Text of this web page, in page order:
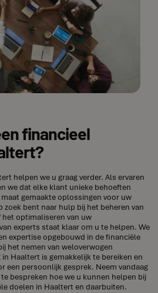
financieel
helpen we u graag verder. Als ervaren
we dat elke klant unieke behoeften
gemaakte oplossingen voor uw
bent naar hulp bij het beheren van
optimaliseren van uw
experts staat klaar om u te helpen. We
expertise opgebouwd in de financiële
het nemen van weloverwogen
Haaltert is gemakkelijk te bereiken en
een persoonlijk gesprek. Neem vandaag
bespreken hoe we u kunnen helpen bij
doelen in Haaltert en daarbuiten.